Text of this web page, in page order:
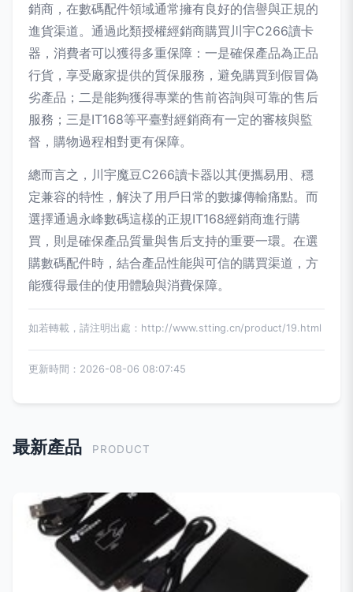
銷商，在數碼配件領域通常擁有良好的信譽與正規的
進貨渠道。通過此類授權經銷商購買川宇C266讀卡
器，消費者可以獲得多重保障：一是確保產品為正品
行貨，享受廠家提供的質保服務，避免購買到假冒偽
劣產品；二是能夠獲得專業的售前咨詢與可靠的售后
服務；三是IT168等平臺對經銷商有一定的審核與監
督，購物過程相對更有保障。
總而言之，川宇魔豆C266讀卡器以其便攜易用、穩
定兼容的特性，解決了用戶日常的數據傳輸痛點。而
選擇通過永峰數碼這樣的正規IT168經銷商進行購
買，則是確保產品質量與售后支持的重要一環。在選
購數碼配件時，結合產品性能與可信的購買渠道，方
能獲得最佳的使用體驗與消費保障。
如若轉載，請注明出處：http://www.stting.cn/product/19.html
更新時間：2026-08-06 08:07:45
最新產品 PRODUCT